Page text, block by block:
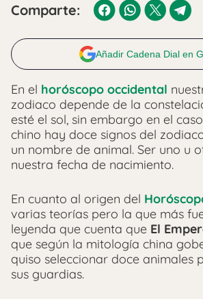
Comparte:
Añadir Cadena Dial en
En el horóscopo occidental
zodiaco depende de la
esté el sol, sin embargo en el
chino hay doce signos del
un nombre de animal. Ser uno u
nuestra fecha de nacimiento.
En cuanto al origen del
varias teorías pero la que más
leyenda que cuenta que El
que según la mitología china
quiso seleccionar doce animales
sus guardias.